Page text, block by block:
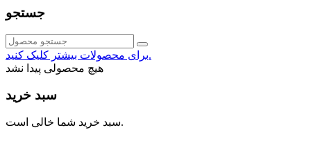
جستجو
برای محصولات بیشتر کلیک کنید.
هیچ محصولی پیدا نشد
سبد خرید
سبد خرید شما خالی است.